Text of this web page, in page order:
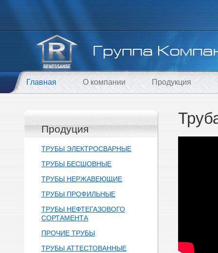
Главная О компании Продукция
Продуция
ТРУБЫ ЭЛЕКТРОСВАРНЫЕ
ТРУБЫ БЕСШОВНЫЕ
ТРУБЫ НЕРЖАВЕЮЩИЕ
ТРУБЫ ПРОФИЛЬНЫЕ
ТРУБЫ НЕФТЕГАЗОВОГО
СОРТАМЕНТА
ПРОЧИЕ ТРУБЫ
ТРУБЫ АТТЕСТОВАННЫЕ